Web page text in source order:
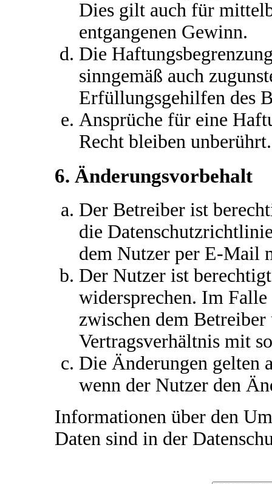
Dies gilt auch für
entgangenen Gewinn.
Die
sinngemäß auch
Erfüllungsgehilfen des
Ansprüche für eine
Recht bleiben unberührt.
6. Änderungsvorbehalt
Der Betreiber ist
die
dem Nutzer per E-Mail
Der Nutzer ist
widersprechen. Im
zwischen dem Betreiber
Vertragsverhältnis mit
Die Änderungen gelten
wenn der Nutzer den
Informationen über den
Daten sind in der